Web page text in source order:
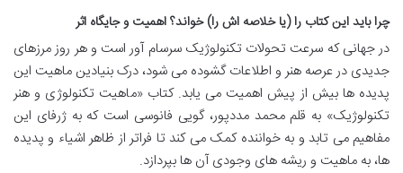
چرا باید این کتاب را (یا خلاصه اش را) خواند؟ اهمیت و جایگاه اثر
در جهانی که سرعت تحولات تکنولوژیک سرسام آور است و هر روز مرزهای
جدیدی در عرصه هنر و اطلاعات گشوده می شود، درک بنیادین ماهیت این
پدیده ها بیش از پیش اهمیت می یابد. کتاب «ماهیت تکنولوژی و هنر
تکنولوژیک» به قلم محمد مددپور، گویی فانوسی است که به ژرفای این
مفاهیم می تابد و به خواننده کمک می کند تا فراتر از ظاهر اشیاء و پدیده
ها، به ماهیت و ریشه های وجودی آن ها بپردازد.